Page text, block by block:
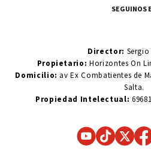
SEGUINOS
Director:
Propietario:Horizontes On
Domicilio: av Ex Combatientes de
Salta.
Propiedad Intelectual: